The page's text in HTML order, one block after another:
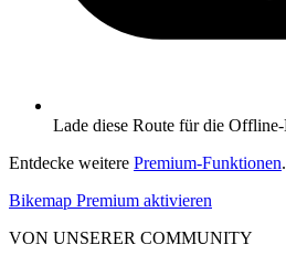
Lade diese Route für die
Entdecke weitere Premium-Funktionen.
Bikemap Premium aktivieren
VON UNSERER COMMUNITY